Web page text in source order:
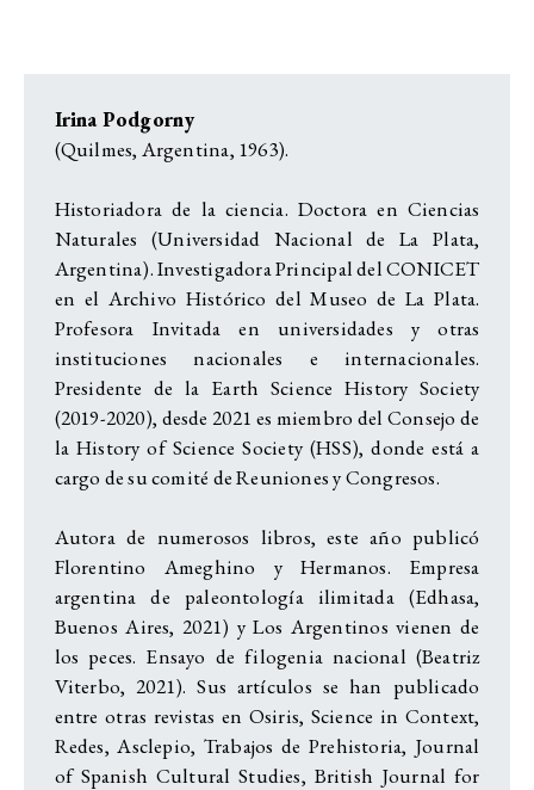
Irina Podgorny
(Quilmes, Argentina, 1963).
Historiadora de la ciencia. Doctora en Ciencias
Naturales (Universidad Nacional de La Plata,
Argentina). Investigadora Principal del CONICET
en el Archivo Histórico del Museo de La Plata.
Profesora Invitada en universidades y otras
instituciones nacionales e internacionales.
Presidente de la Earth Science History Society
(2019-2020), desde 2021 es miembro del Consejo de
la History of Science Society (HSS), donde está a
cargo de su comité de Reuniones y Congresos.
Autora de numerosos libros, este año publicó
Florentino Ameghino y Hermanos. Empresa
argentina de paleontología ilimitada (Edhasa,
Buenos Aires, 2021) y Los Argentinos vienen de
los peces. Ensayo de filogenia nacional (Beatriz
Viterbo, 2021). Sus artículos se han publicado
entre otras revistas en Osiris, Science in Context,
Redes, Asclepio, Trabajos de Prehistoria, Journal
of Spanish Cultural Studies, British Journal for